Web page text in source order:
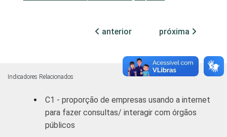
reparação de
automotores e
Transporte,
armazenagem e
87 13
Alojamento e
80
anterior próxima
Indicadores Relacionados
C1 - proporção de empresas usando a internet
para fazer consultas/ interagir com órgãos
públicos